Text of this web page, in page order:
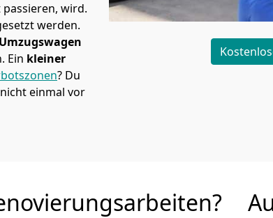
wird.
werden.
Umzugswagen
Ein kleiner
? Du
einmal vor